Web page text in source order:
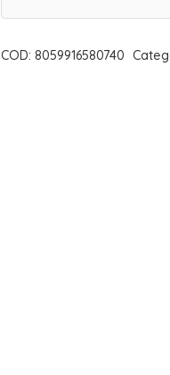
CERCHIO
MIRANDA
COD: 8059916580740